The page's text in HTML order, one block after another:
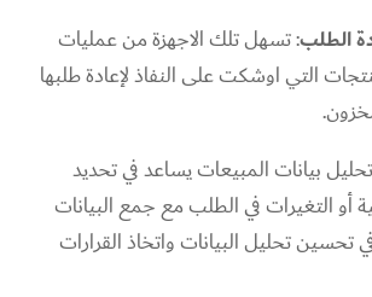
الطلب: تسهل تلك الاجهزة من عمليات
التي اوشكت على النفاذ لإعادة طلبها
بيانات المبيعات يساعد في تحديد
أو التغيرات في الطلب مع جمع البيانات
تحسين تحليل البيانات واتخاذ القرارات